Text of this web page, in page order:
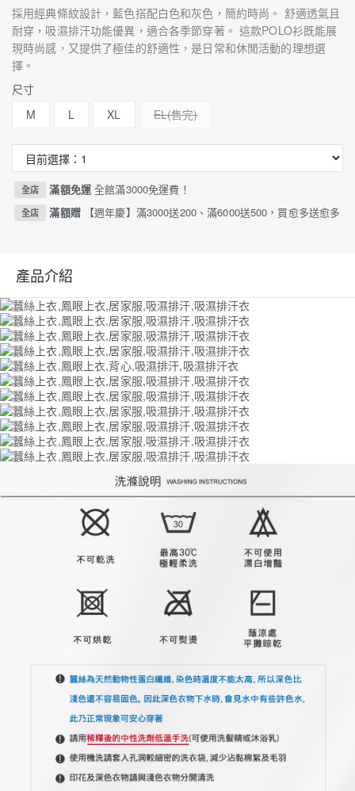
採用經典條紋設計，藍色搭配白色和灰色，簡約時尚。 舒適透氣且
耐穿，吸濕排汗功能優異，適合各季節穿著。 這款POLO衫既能展
現時尚感，又提供了極佳的舒適性，是日常和休閒活動的理想選
擇。
尺寸
M
L XL EL
全店 滿額免運全館滿3000免運費！
全店 滿額贈 【週年慶】滿3000送200、滿6000送500，買愈多送愈多
產品介紹